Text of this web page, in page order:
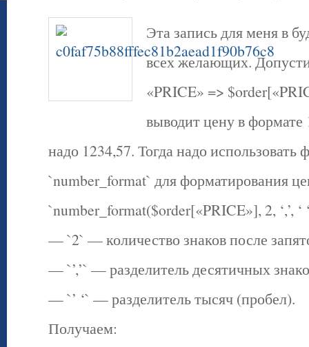
Эта запись для меня в
всех желающих.
«PRICE» =>
выводит цену в формате
надо 1234,57. Тогда надо использовать
`number_format` для форматирования
`number_format($order[«PRICE»], 2, ‘,’, ‘
— `2` — количество знаков после
— `’,’` — разделитель десятичных
— `’ ‘` — разделитель тысяч (пробел).
Получаем: